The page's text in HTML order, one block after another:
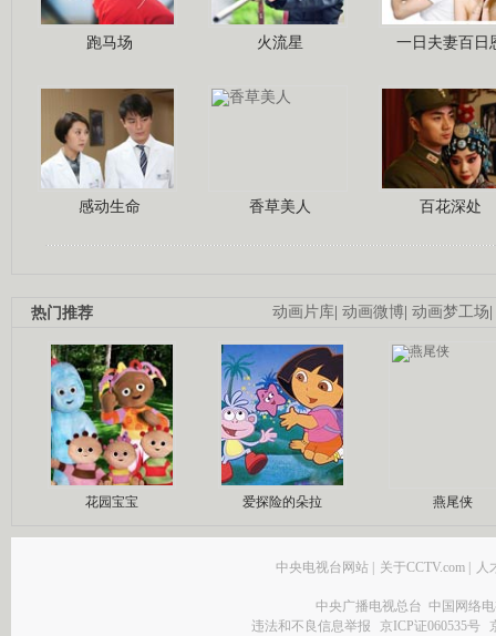
跑马场 火流星 一日夫妻百日
感动生命 香草美人 百花深处
动画片库| 动画微博| 动画梦工场|
热门推荐
花园宝宝 爱探险的朵拉 燕尾侠
中央电视台网站 | 关于CCTV.com | 人
中央广播电视总台 中国网络
违法和不良信息举报
京ICP证060535号